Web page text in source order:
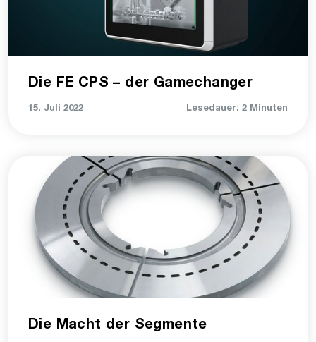
Die FE CPS – der Gamechanger
15. Juli 2022 Lesedauer: 2 Minuten
Die Macht der Segmente